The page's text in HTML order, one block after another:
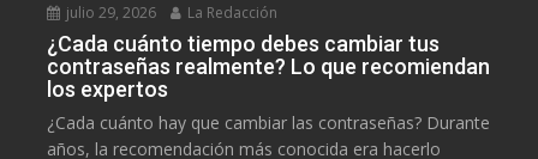
julio 29, 2026 La Redacción
¿Cada cuánto tiempo debes cambiar tus
contraseñas realmente? Lo que recomiendan
los expertos
¿Cada cuánto hay que cambiar las contraseñas? Durante
años, la recomendación más conocida era hacerlo